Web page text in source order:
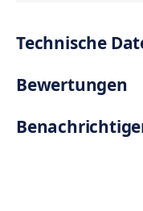
Technische
Bewertungen